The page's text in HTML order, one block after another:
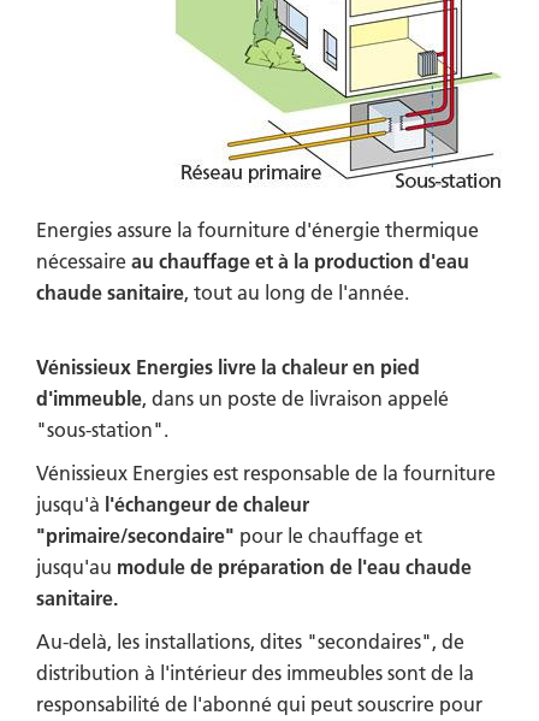
Energies assure la fourniture d'énergie thermique
nécessaire au chauffage et à la production d'eau
chaude sanitaire, tout au long de l'année.
Vénissieux Energies livre la chaleur en pied
d'immeuble, dans un poste de livraison appelé
"sous-station".
Vénissieux Energies est responsable de la fourniture
jusqu'à l'échangeur de chaleur
"primaire/secondaire" pour le chauffage et
jusqu'au module de préparation de l'eau chaude
sanitaire.
Au-delà, les installations, dites "secondaires", de
distribution à l'intérieur des immeubles sont de la
responsabilité de l'abonné qui peut souscrire pour